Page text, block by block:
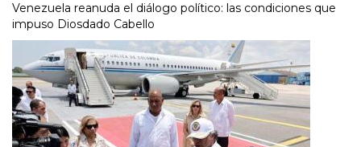
Venezuela reanuda el diálogo político: las condiciones que
impuso Diosdado Cabello